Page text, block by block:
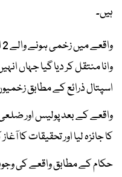
ہیں۔
وانا منتقل کر دیا گیا جہاں
اسپتال ذرائع کے مطابق
واقعے کے بعد پولیس اور
کا جائزہ لیا اور تحقیقات کا
حکام کے مطابق واقعے کی